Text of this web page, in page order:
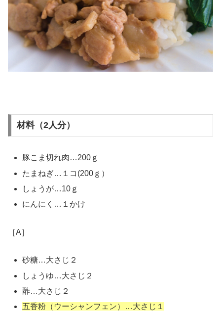
材料（2人分）
豚こま切れ肉…200ｇ
たまねぎ…１コ(200ｇ）
しょうが…10ｇ
にんにく…１かけ
［A］
砂糖…大さじ２
しょうゆ…大さじ２
酢…大さじ２
五香粉（ウーシャンフェン）…大さじ１